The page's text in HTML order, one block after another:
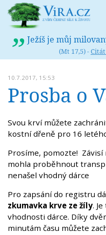
Ježíš je můj
(Mt 17,5) -
10.7.2017, 15:53
Prosba o
Svou krví můžete
kostní dřeně pro 16
Prosíme, pomozte!
mohla proběhnout
nenašel vhodný dárce
Pro zapsání do registru
zkumavka krve ze žíly.
vhodnosti dárce. Díky
minutám času můžete